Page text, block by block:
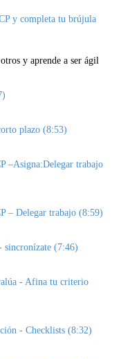
y completa tu brújula
y aprende a ser ágil
plazo (8:53)
–Asigna:Delegar trabajo
– Delegar trabajo (8:59)
(7:46)
- Afina tu criterio
- Checklists (8:32)